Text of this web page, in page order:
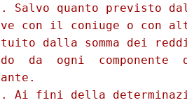
Salvo quanto previsto
con il coniuge o con
dalla somma dei
da  ogni  componente
Ai fini della